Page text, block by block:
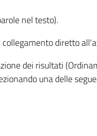
nel testo).
diretto
dei risultati
una delle